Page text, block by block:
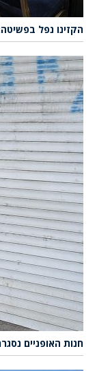
הקזינו נפל
חנות האופניים